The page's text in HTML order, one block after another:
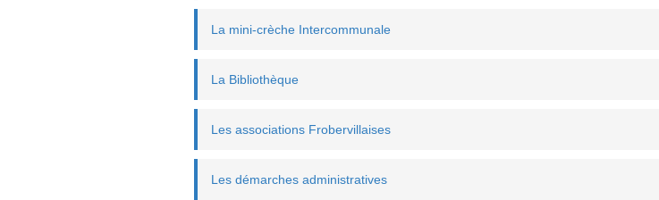
La mini-crèche Intercommunale
La Bibliothèque
Les associations Frobervillaises
Les démarches administratives